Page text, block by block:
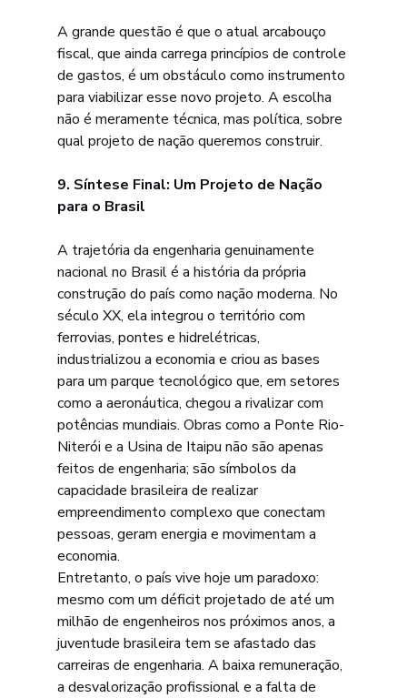
A grande questão é que o atual arcabouço
fiscal, que ainda carrega princípios de controle
de gastos, é um obstáculo como instrumento
para viabilizar esse novo projeto. A escolha
não é meramente técnica, mas política, sobre
qual projeto de nação queremos construir.
9. Síntese Final: Um Projeto de Nação
para o Brasil
A trajetória da engenharia genuinamente
nacional no Brasil é a história da própria
construção do país como nação moderna. No
século XX, ela integrou o território com
ferrovias, pontes e hidrelétricas,
industrializou a economia e criou as bases
para um parque tecnológico que, em setores
como a aeronáutica, chegou a rivalizar com
potências mundiais. Obras como a Ponte Rio-
Niterói e a Usina de Itaipu não são apenas
feitos de engenharia; são símbolos da
capacidade brasileira de realizar
empreendimento complexo que conectam
pessoas, geram energia e movimentam a
economia.
Entretanto, o país vive hoje um paradoxo:
mesmo com um déficit projetado de até um
milhão de engenheiros nos próximos anos, a
juventude brasileira tem se afastado das
carreiras de engenharia. A baixa remuneração,
a desvalorização profissional e a falta de